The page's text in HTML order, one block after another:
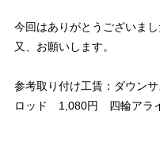
今回はありがとうございまし
又、お願いします。
参考取り付け工賃：ダウ
ロッド 1,080円 四輪アラ